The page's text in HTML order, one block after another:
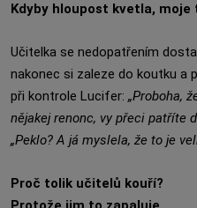
Kdyby hloupost kvetla,
Učitelka se nedopatřením
nakonec si zaleze do koutku a
při kontrole Lucifer: „Proboha,
nějakej renonc, vy přeci patříte
„Peklo? A já myslela, že to je
Proč tolik učitelů kouří?